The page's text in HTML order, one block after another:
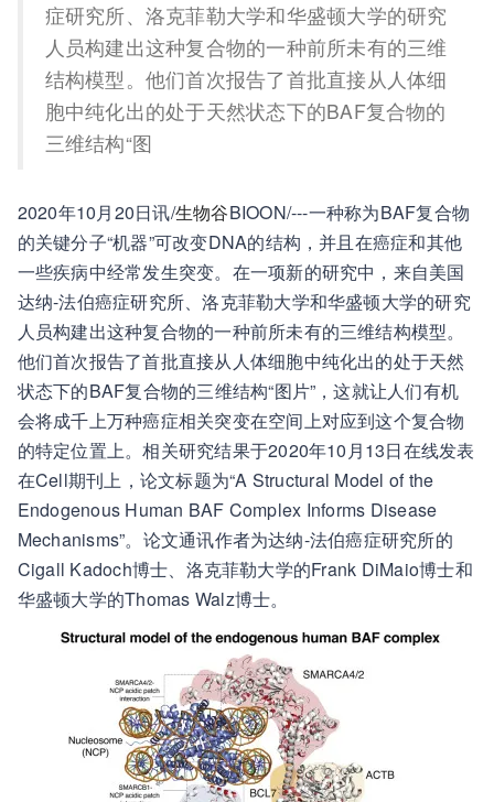
症研究所、洛克菲勒大学和华盛顿大学的研究
人员构建出这种复合物的一种前所未有的三维
结构模型。他们首次报告了首批直接从人体细
胞中纯化出的处于天然状态下的BAF复合物的
三维结构“图
2020年10月20日讯/生物谷BIOON/---一种称为BAF复合物
的关键分子“机器”可改变DNA的结构，并且在癌症和其他
一些疾病中经常发生突变。在一项新的研究中，来自美国
达纳-法伯癌症研究所、洛克菲勒大学和华盛顿大学的研究
人员构建出这种复合物的一种前所未有的三维结构模型。
他们首次报告了首批直接从人体细胞中纯化出的处于天然
状态下的BAF复合物的三维结构“图片”，这就让人们有机
会将成千上万种癌症相关突变在空间上对应到这个复合物
的特定位置上。相关研究结果于2020年10月13日在线发表
在Cell期刊上，论文标题为“A Structural Model of the
Endogenous Human BAF Complex Informs Disease
Mechanisms”。论文通讯作者为达纳-法伯癌症研究所的
Cigall Kadoch博士、洛克菲勒大学的Frank DiMaio博士和
华盛顿大学的Thomas Walz博士。